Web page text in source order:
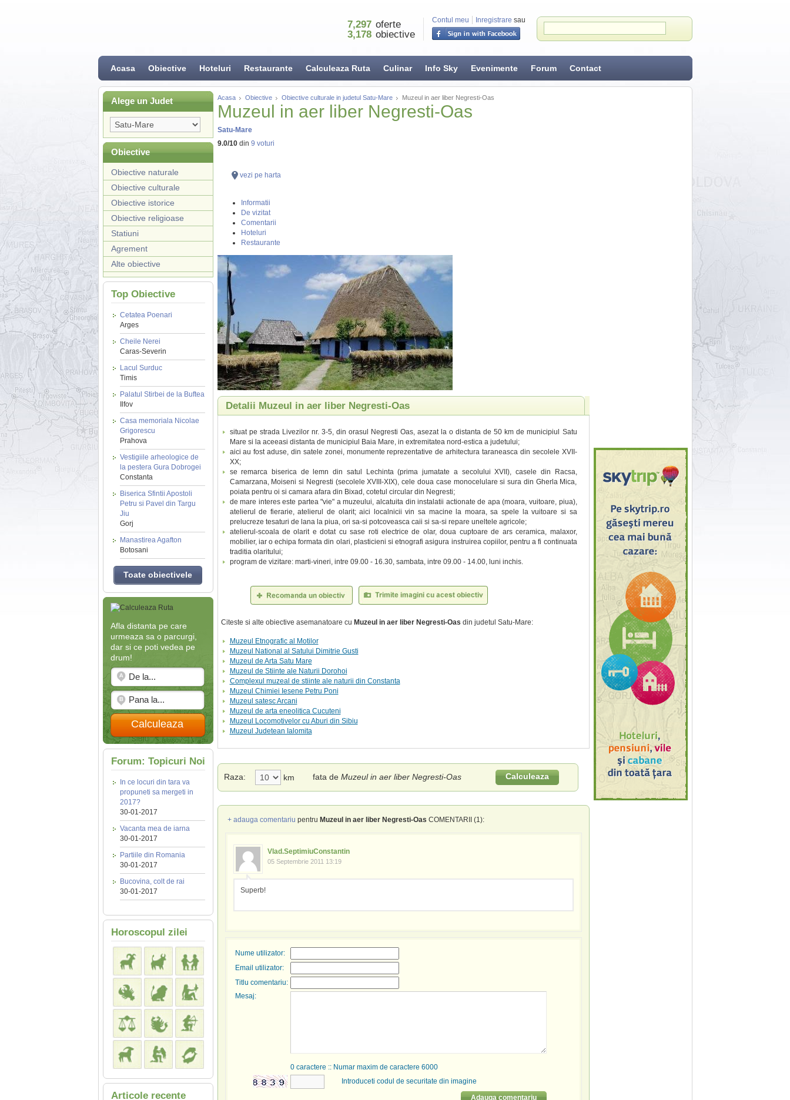
Contul meu Inregistrare sau
7,297 oferte
3,178 obiective
Acasa Obiective Hoteluri Restaurante Calculeaza Ruta Culinar Info Sky Evenimente Forum Contact
Alege un Judet
Obiective
Obiective naturale
Obiective culturale
Obiective istorice
Obiective religioase
Statiuni
Agrement
Alte obiective
Top Obiective
Cetatea Poenari
Arges
Cheile Nerei
Caras-Severin
Lacul Surduc
Timis
Palatul Stirbei de la Buftea
Ilfov
Casa memoriala Nicolae
Grigorescu
Prahova
Vestigiile arheologice de
la pestera Gura Dobrogei
Constanta
Biserica Sfintii Apostoli
Petru si Pavel din Targu
Jiu
Gorj
Manastirea Agafton
Botosani
Toate obiectivele
Afla distanta pe care
urmeaza sa o parcurgi,
dar si ce poti vedea pe
drum!
Calculeaza
Forum: Topicuri Noi
In ce locuri din tara va
propuneti sa mergeti in
2017?
30-01-2017
Vacanta mea de iarna
30-01-2017
Partiile din Romania
30-01-2017
Bucovina, colt de rai
30-01-2017
Horoscopul zilei
Articole recente
Acasa Obiective Obiective culturale in judetul Satu-Mare Muzeul in aer liber Negresti-Oas
Muzeul in aer liber Negresti-Oas
Satu-Mare
9.0/10din 9 voturi
vezi pe harta
Informatii
De vizitat
Comentarii
Hoteluri
Restaurante
Detalii Muzeul in aer liber Negresti-Oas
situat pe strada Livezilor nr. 3-5, din orasul Negresti Oas, asezat la o distanta de 50 km de municipiul Satu
Mare si la aceeasi distanta de municipiul Baia Mare, in extremitatea nord-estica a judetului;
aici au fost aduse, din satele zonei, monumente reprezentative de arhitectura taraneasca din secolele XVII-
XX;
se remarca biserica de lemn din satul Lechinta (prima jumatate a secolului XVII), casele din Racsa,
Camarzana, Moiseni si Negresti (secolele XVIII-XIX), cele doua case monocelulare si sura din Gherla Mica,
poiata pentru oi si camara afara din Bixad, cotetul circular din Negresti;
de mare interes este partea "vie" a muzeului, alcatuita din instalatii actionate de apa (moara, vuitoare, piua),
atelierul de fierarie, atelierul de olarit; aici localnicii vin sa macine la moara, sa spele la vuitoare si sa
prelucreze tesaturi de lana la piua, ori sa-si potcoveasca caii si sa-si repare uneltele agricole;
atelierul-scoala de olarit e dotat cu sase roti electrice de olar, doua cuptoare de ars ceramica, malaxor,
mobilier, iar o echipa formata din olari, plasticieni si etnografi asigura instruirea copiilor, pentru a fi continuata
traditia olaritului;
program de vizitare: marti-vineri, intre 09.00 - 16.30, sambata, intre 09.00 - 14.00, luni inchis.
Citeste si alte obiective asemanatoare cu Muzeul in aer liber Negresti-Oas din judetul Satu-Mare:
Muzeul Etnografic al Motilor
Muzeul National al Satului Dimitrie Gusti
Muzeul de Arta Satu Mare
Muzeul de Stiinte ale Naturii Dorohoi
Complexul muzeal de stiinte ale naturii din Constanta
Muzeul Chimiei Iesene Petru Poni
Muzeul satesc Arcani
Muzeul de arta eneolitica Cucuteni
Muzeul Locomotivelor cu Aburi din Sibiu
Muzeul Judetean Ialomita
Raza: km fata de Muzeul in aer liber Negresti-Oas Calculeaza
+ adauga comentariu pentru Muzeul in aer liber Negresti-Oas COMENTARII (1):
Vlad.SeptimiuConstantin
05 Septembrie 2011 13:19
Superb!
Nume utilizator:
Email utilizator:
Titlu comentariu:
Mesaj:
0caractere :: Numar maxim de caractere 6000
Introduceti codul de securitate din imagine
Adauga comentariu